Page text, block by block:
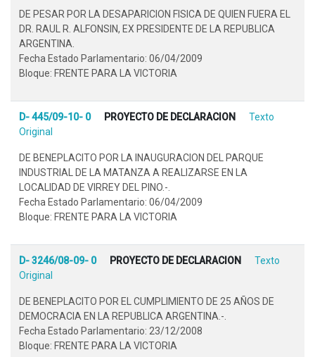
DE PESAR POR LA DESAPARICION FISICA DE QUIEN FUERA EL
DR. RAUL R. ALFONSIN, EX PRESIDENTE DE LA REPUBLICA
ARGENTINA.
Fecha Estado Parlamentario: 06/04/2009
Bloque: FRENTE PARA LA VICTORIA
D- 445/09-10- 0 PROYECTO DE DECLARACION
Texto
Original
DE BENEPLACITO POR LA INAUGURACION DEL PARQUE
INDUSTRIAL DE LA MATANZA A REALIZARSE EN LA
LOCALIDAD DE VIRREY DEL PINO.-.
Fecha Estado Parlamentario: 06/04/2009
Bloque: FRENTE PARA LA VICTORIA
D- 3246/08-09- 0 PROYECTO DE DECLARACION
Texto
Original
DE BENEPLACITO POR EL CUMPLIMIENTO DE 25 AÑOS DE
DEMOCRACIA EN LA REPUBLICA ARGENTINA.-.
Fecha Estado Parlamentario: 23/12/2008
Bloque: FRENTE PARA LA VICTORIA